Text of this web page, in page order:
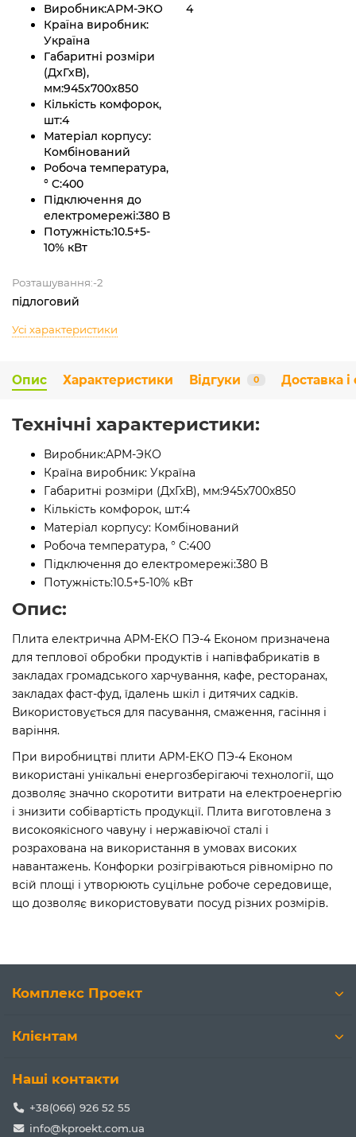
Виробник:АРМ-ЭКО
Країна виробник:
Україна
Габаритні розміри
(ДхГхВ),
мм:945х700х850
Кількість комфорок,
шт:4
Матеріал корпусу:
Комбінований
Робоча температура,
° C:400
Підключення до
електромережі:380 В
Потужність:10.5+5-
10% кВт
4
Розташування:-2
підлоговий
Усі характеристики
Опис Характеристики Відгуки 0 Доставка і
Технічні характеристики:
Виробник:АРМ-ЭКО
Країна виробник: Україна
Габаритні розміри (ДхГхВ), мм:945х700х850
Кількість комфорок, шт:4
Матеріал корпусу: Комбінований
Робоча температура, ° C:400
Підключення до електромережі:380 В
Потужність:10.5+5-10% кВт
Опис:
Плита електрична АРМ-ЕКО ПЭ-4 Економ призначена
для теплової обробки продуктів і напівфабрикатів в
закладах громадського харчування, кафе, ресторанах,
закладах фаст-фуд, їдалень шкіл і дитячих садків.
Використовується для пасування, смаження, гасіння і
варіння.
При виробництві плити АРМ-ЕКО ПЭ-4 Економ
використані унікальні енергозберігаючі технології, що
дозволяє значно скоротити витрати на електроенергію
і знизити собівартість продукції. Плита виготовлена з
високоякісного чавуну і нержавіючої сталі і
розрахована на використання в умовах високих
навантажень. Конфорки розігріваються рівномірно по
всій площі і утворюють суцільне робоче середовище,
що дозволяє використовувати посуд різних розмірів.
Комплекс Проект
Клієнтам
Наші контакти
+38(066) 926 52 55
info@kproekt.com.ua